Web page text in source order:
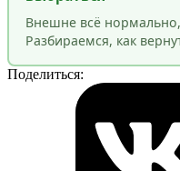
Внешне всё
Разбираемся, как
Поделиться: